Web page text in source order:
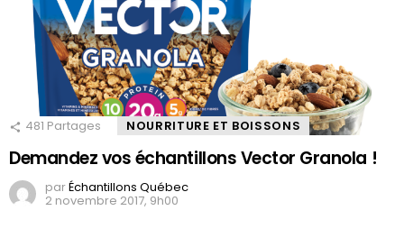
481 Partages NOURRITURE ET BOISSONS
Demandez vos échantillons Vector Granola !
parÉchantillons Québec
2 novembre 2017, 9h00